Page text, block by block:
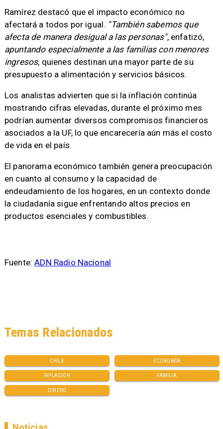
Ramírez destacó que el impacto económico no
afectará a todos por igual. "También sabemos que
afecta de manera desigual a las personas", enfatizó,
apuntando especialmente a las familias con menores
ingresos, quienes destinan una mayor parte de su
presupuesto a alimentación y servicios básicos.
Los analistas advierten que si la inflación continúa
mostrando cifras elevadas, durante el próximo mes
podrían aumentar diversos compromisos financieros
asociados a la UF, lo que encarecería aún más el costo
de vida en el país.
El panorama económico también genera preocupación
en cuanto al consumo y la capacidad de
endeudamiento de los hogares, en un contexto donde
la ciudadanía sigue enfrentando altos precios en
productos esenciales y combustibles.
Fuente:ADN Radio Nacional
CHILE ECONOMÍA
INFLACIÓN FAMILIA
DINERO
Temas Relacionados